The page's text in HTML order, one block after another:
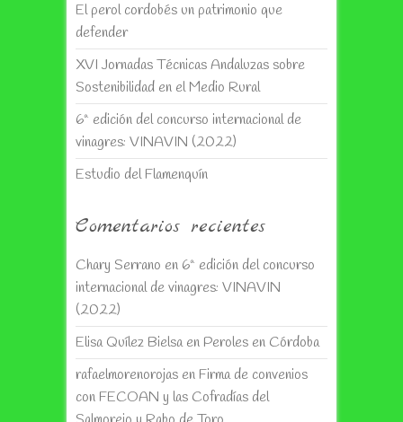
El perol cordobés un patrimonio que
defender
XVI Jornadas Técnicas Andaluzas sobre
Sostenibilidad en el Medio Rural
6ª edición del concurso internacional de
vinagres: VINAVIN (2022)
Estudio del Flamenquín
Comentarios recientes
Chary Serrano en 6ª edición del concurso
internacional de vinagres: VINAVIN
(2022)
Elisa Quílez Bielsaen Peroles en Córdoba
rafaelmorenorojas en Firma de convenios
con FECOAN y las Cofradías del